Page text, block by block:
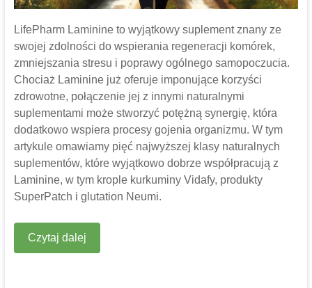
LifePharm Laminine to wyjątkowy suplement znany ze
swojej zdolności do wspierania regeneracji komórek,
zmniejszania stresu i poprawy ogólnego samopoczucia.
Chociaż Laminine już oferuje imponujące korzyści
zdrowotne, połączenie jej z innymi naturalnymi
suplementami może stworzyć potężną synergię, która
dodatkowo wspiera procesy gojenia organizmu. W tym
artykule omawiamy pięć najwyższej klasy naturalnych
suplementów, które wyjątkowo dobrze współpracują z
Laminine, w tym krople kurkuminy Vidafy, produkty
SuperPatch i glutation Neumi.
Czytaj dalej